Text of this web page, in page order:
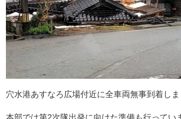
穴水港あすなろ広場付近に全車両無事到着しま
本部では第2次隊出発に向けた準備も行ってい